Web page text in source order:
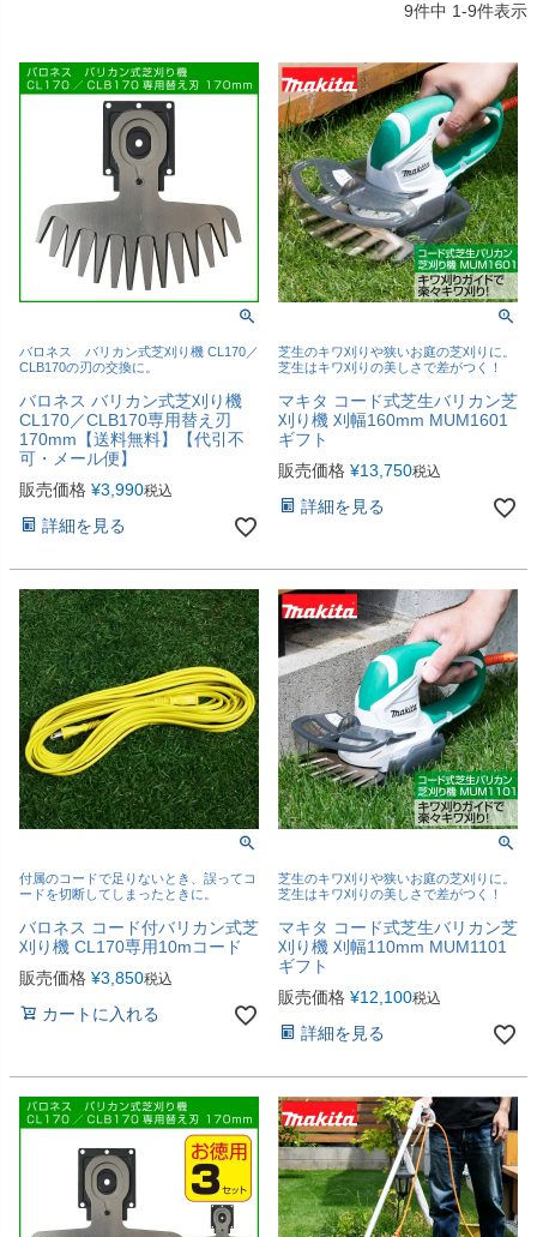
9件中 1-9件表示
バロネス バリカン式芝刈り機 CL170／
CLB170の刃の交換に。
バロネス バリカン式芝刈り機
CL170／CLB170専用替え刃
170mm【送料無料】【代引不
可・メール便】
販売価格 ¥3,990税込
詳細を見る
芝生のキワ刈りや狭いお庭の芝刈りに。
芝生はキワ刈りの美しさで差がつく！
マキタ コード式芝生バリカン芝
刈り機 刈幅160mm MUM1601
ギフト
販売価格 ¥13,750税込
詳細を見る
付属のコードで足りないとき、誤ってコ
ードを切断してしまったときに。
バロネス コード付バリカン式芝
刈り機 CL170専用10mコード
販売価格 ¥3,850税込
カートに入れる
芝生のキワ刈りや狭いお庭の芝刈りに。
芝生はキワ刈りの美しさで差がつく！
マキタ コード式芝生バリカン芝
刈り機 刈幅110mm MUM1101
ギフト
販売価格 ¥12,100税込
詳細を見る